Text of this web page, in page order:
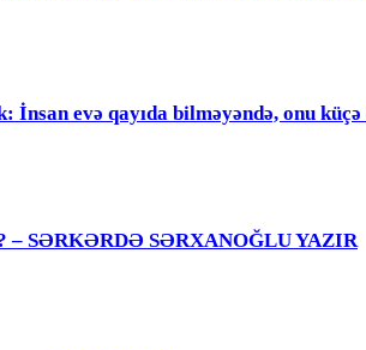
evə qayıda bilməyəndə, onu küçə
– SƏRKƏRDƏ SƏRXANOĞLU YAZIR